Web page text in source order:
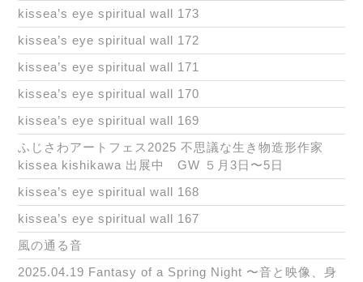
kissea’s eye spiritual wall 173
kissea’s eye spiritual wall 172
kissea’s eye spiritual wall 171
kissea’s eye spiritual wall 170
kissea’s eye spiritual wall 169
ふじさわアートフェス2025 不思議な生き物造形作家
kissea kishikawa 出展中 GW ５月3日〜5日
kissea’s eye spiritual wall 168
kissea’s eye spiritual wall 167
風の通る音
2025.04.19 Fantasy of a Spring Night 〜音と映像、身